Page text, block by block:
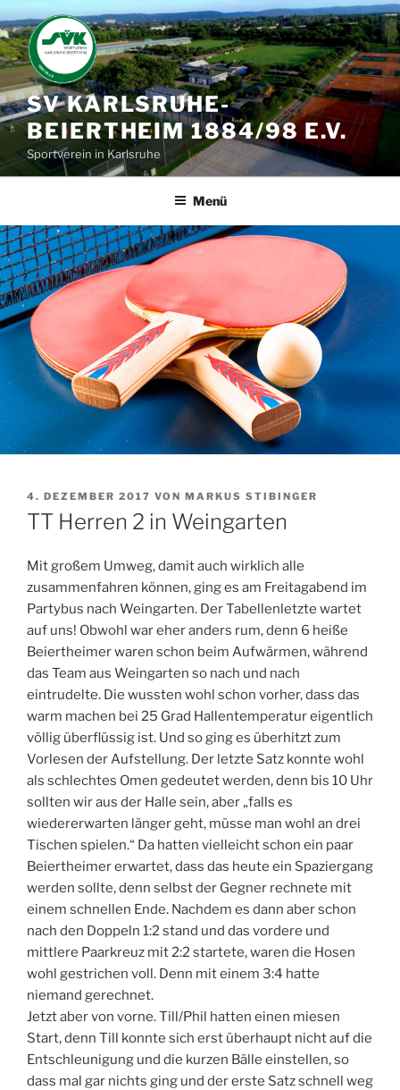
Zum
Inhalt
springen
SV KARLSRUHE-
BEIERTHEIM 1884/98 E.V.
Sportverein in Karlsruhe
Menü
VERÖFFENTLICHT
AM
4. DEZEMBER 2017 VON MARKUS STIBINGER
TT Herren 2 in Weingarten
Mit großem Umweg, damit auch wirklich alle
zusammenfahren können, ging es am Freitagabend im
Partybus nach Weingarten. Der Tabellenletzte wartet
auf uns! Obwohl war eher anders rum, denn 6 heiße
Beiertheimer waren schon beim Aufwärmen, während
das Team aus Weingarten so nach und nach
eintrudelte. Die wussten wohl schon vorher, dass das
warm machen bei 25 Grad Hallentemperatur eigentlich
völlig überflüssig ist. Und so ging es überhitzt zum
Vorlesen der Aufstellung. Der letzte Satz konnte wohl
als schlechtes Omen gedeutet werden, denn bis 10 Uhr
sollten wir aus der Halle sein, aber „falls es
wiedererwarten länger geht, müsse man wohl an drei
Tischen spielen.“ Da hatten vielleicht schon ein paar
Beiertheimer erwartet, dass das heute ein Spaziergang
werden sollte, denn selbst der Gegner rechnete mit
einem schnellen Ende. Nachdem es dann aber schon
nach den Doppeln 1:2 stand und das vordere und
mittlere Paarkreuz mit 2:2 startete, waren die Hosen
wohl gestrichen voll. Denn mit einem 3:4 hatte
niemand gerechnet.
Jetzt aber von vorne. Till/Phil hatten einen miesen
Start, denn Till konnte sich erst überhaupt nicht auf die
Entschleunigung und die kurzen Bälle einstellen, so
dass mal gar nichts ging und der erste Satz schnell weg